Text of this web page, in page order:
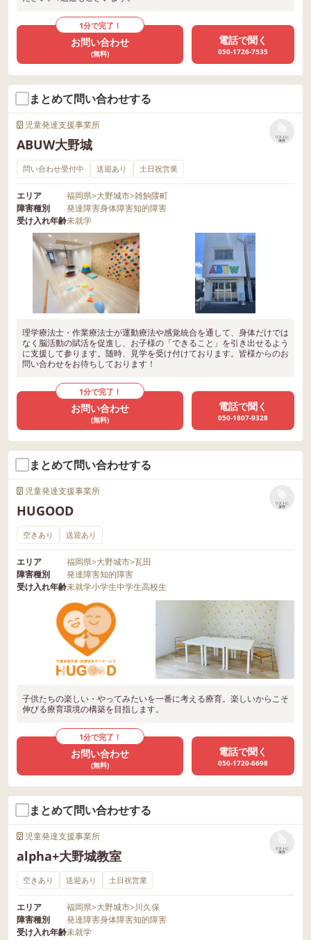
1分で完了！
お問い合わせ
(無料)
電話で聞く
050-1726-7535
まとめて問い合わせする
児童発達支援事業所
ABUW大野城
リストに
保存
問い合わせ受付中 送迎あり 土日祝営業
エリア 福岡県>大野城市>雑餉隈町
障害種別
発達障害身体障害知的障害
受け入れ年齢未就学
理学療法士・作業療法士が運動療法や感覚統合を通して、身体だけでは
なく脳活動の賦活を促進し、お子様の「できること」を引き出せるよう
に支援して参ります。随時、見学を受け付けております。皆様からのお
問い合わせをお待ちしております！
1分で完了！
お問い合わせ
(無料)
電話で聞く
050-1807-9328
まとめて問い合わせする
児童発達支援事業所
HUGOOD
リストに
保存
空きあり 送迎あり
エリア 福岡県>大野城市>瓦田
障害種別
発達障害知的障害
受け入れ年齢未就学小学生中学生高校生
子供たちの楽しい・やってみたいを一番に考える療育。楽しいからこそ
伸びる療育環境の構築を目指します。
1分で完了！
お問い合わせ
(無料)
電話で聞く
050-1720-6698
まとめて問い合わせする
児童発達支援事業所
alpha+大野城教室
リストに
保存
空きあり 送迎あり 土日祝営業
エリア 福岡県>大野城市>川久保
障害種別
発達障害身体障害知的障害
受け入れ年齢未就学